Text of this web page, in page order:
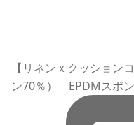
【リネンｘクッション
ン70％） EPDMスポ